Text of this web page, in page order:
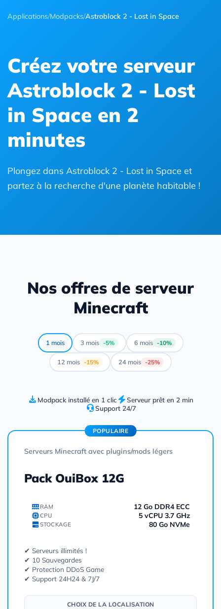
Applications/Modpacks/Astroblock 2 - Lost in Space
Créez votre serveur
Astroblock 2 - Lost
in Space en 2
minutes
Plongez dans Astroblock 2 - Lost in Space et
partez à la recherche d'une planète habitable !
Nos offres de serveur
Minecraft
1 mois 3 mois -5% 6 mois -10%
12 mois -15% 24 mois -25%
Modpack installé en 1 clic
Serveur prêt en 2 min
Support 24/7
POPULAIRE
Serveurs Minecraft avec plugins/mods légers
Pack OuiBox 12G
RAM 12 Go DDR4 ECC
CPU 5 vCPU 3.7 GHz
STOCKAGE 80 Go NVMe
✔ Serveurs illimités !
✔ 10 Sauvegardes
✔ Protection DDoS Game
✔ Support 24H24 & 7J/7
CHOIX DE LA LOCALISATION